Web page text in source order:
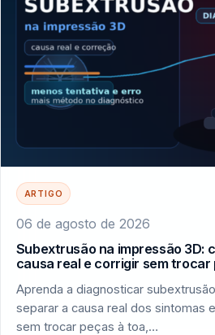
ARTIGO
06 de agosto de 2026
Subextrusão na impressão 3D:
causa real e corrigir sem trocar
Aprenda a diagnosticar
separar a causa real dos sintomas
sem trocar peças à toa,…